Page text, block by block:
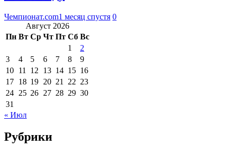
Чемпионат.com1 месяц спустя 0
Август 2026
Пн Вт Ср Чт Пт Сб Вс
1
2
3
4 5 6 7 8
9
10 11 12 13 14 15 16
17 18 19 20 21 22 23
24 25 26 27 28 29 30
31
« Июл
Рубрики